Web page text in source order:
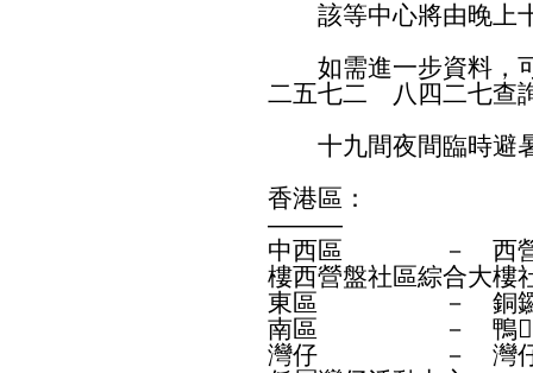
該等中心將由晚上十
如需進一步資料，可
二五七二 八四二七查
十九間夜間臨時避
香港區：
———
中西區 － 西營盤
樓西營盤社區綜合大樓
東區 － 銅鑼灣福
南區 － 鴨洲利
灣仔 － 灣仔皇后